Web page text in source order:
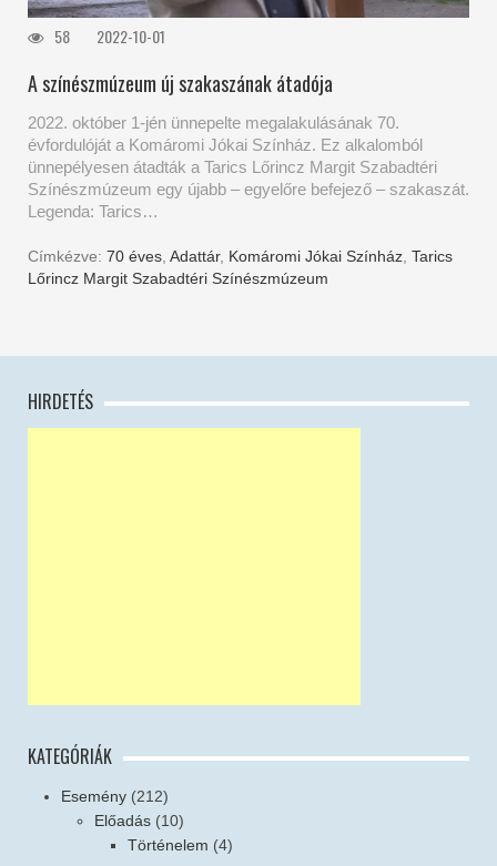
58 2022-10-01
A színészmúzeum új szakaszának átadója
2022. október 1-jén ünnepelte megalakulásának 70.
évfordulóját a Komáromi Jókai Színház. Ez alkalomból
ünnepélyesen átadták a Tarics Lőrincz Margit Szabadtéri
Színészmúzeum egy újabb – egyelőre befejező – szakaszát.
Legenda: Tarics…
Címkézve: 70 éves, Adattár, Komáromi Jókai Színház, Tarics
Lőrincz Margit Szabadtéri Színészmúzeum
HIRDETÉS
KATEGÓRIÁK
Esemény (212)
Előadás (10)
Történelem (4)